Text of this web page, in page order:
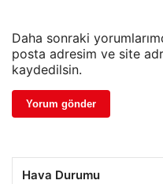
Daha sonraki
posta adresim ve site
kaydedilsin.
Hava Durumu